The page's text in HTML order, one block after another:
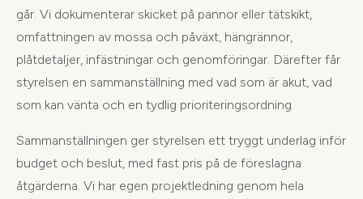
går. Vi dokumenterar skicket på pannor eller tätskikt,
omfattningen av mossa och påväxt, hängrännor,
plåtdetaljer, infästningar och genomföringar. Därefter får
styrelsen en sammanställning med vad som är akut, vad
som kan vänta och en tydlig prioriteringsordning.
Sammanställningen ger styrelsen ett tryggt underlag inför
budget och beslut, med fast pris på de föreslagna
åtgärderna. Vi har egen projektledning genom hela